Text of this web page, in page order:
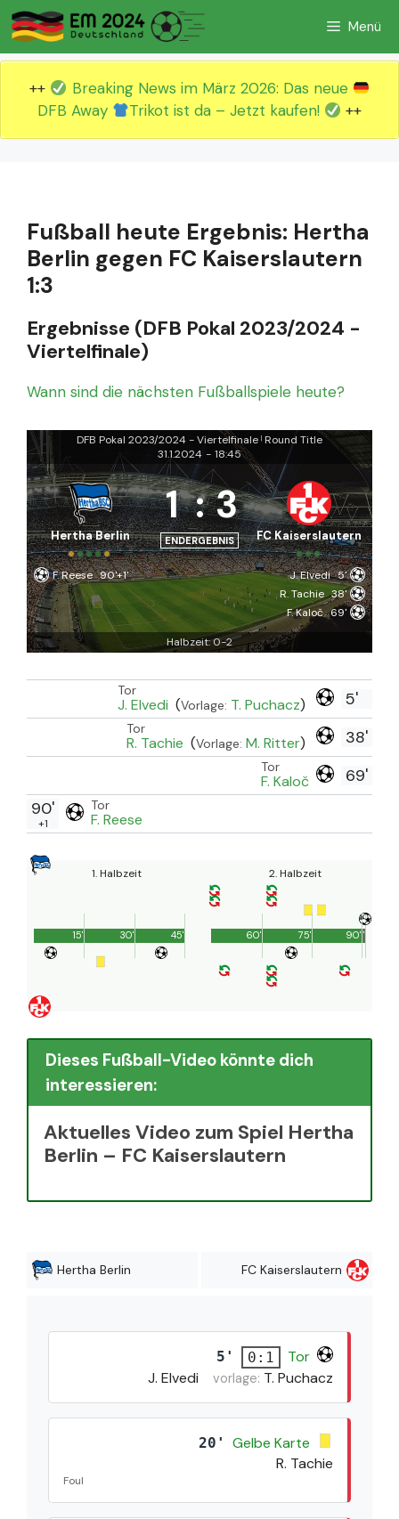
Zum
Inhalt
springen
Menü
++
Breaking News im März 2026: Das neue
DFB Away
Trikot ist da – Jetzt kaufen! ++
Fußball heute Ergebnis: Hertha
Berlin gegen FC Kaiserslautern
1:3
Ergebnisse (DFB Pokal 2023/2024 -
Viertelfinale)
Wann sind die nächsten Fußballspiele heute?
DFB Pokal 2023/2024 - Viertelfinale | Round Title
31.1.2024 - 18:45
Hertha Berlin
1 : 3
ENDERGEBNIS FC Kaiserslautern
F. Reese 90'+1' J. Elvedi 5'
R. Tachie 38'
F. Kaloč 69'
Halbzeit: 0-2
5'
Tor
J. Elvedi (Vorlage: T. Puchacz)
38'
Tor
R. Tachie (Vorlage: M. Ritter)
69'
Tor
F. Kaloč
Tor
F. Reese
90'
+1
1. Halbzeit
45'
15' 30'
2. Halbzeit
90'
60' 75' 1'
Dieses Fußball-Video könnte dich
interessieren:
Aktuelles Video zum Spiel Hertha
Berlin – FC Kaiserslautern
Hertha Berlin FC Kaiserslautern
5' 0:1
Tor
J. Elvedi
vorlage: T. Puchacz
20'
Gelbe Karte
R. Tachie
Foul